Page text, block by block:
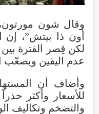
وقال شون مورتون،
أون ذا بيتش”، إن
لكن قِصر الفترة بين
عدم اليقين ويصعّب
وأضاف
أن
للأسعار
وأكثر حذراً
والتضخم وتكاليف